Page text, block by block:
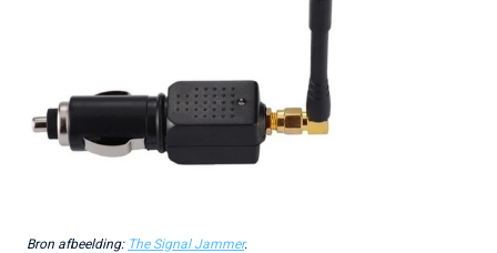
Bron afbeelding: The Signal Jammer.